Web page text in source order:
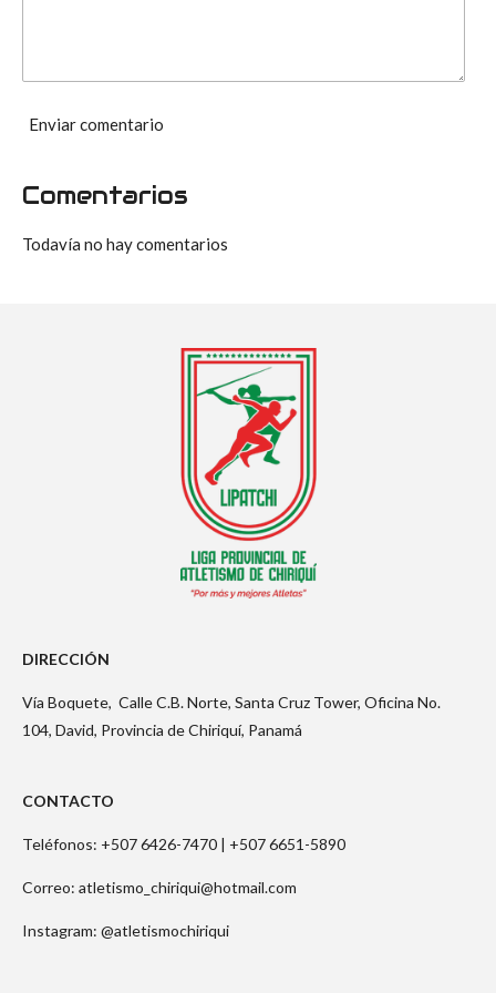
Enviar comentario
Comentarios
Todavía no hay comentarios
DIRECCIÓN
Vía Boquete, Calle C.B. Norte, Santa Cruz Tower, Oficina No.
104, David, Provincia de Chiriquí, Panamá
CONTACTO
Teléfonos: +507 6426-7470 | +507 6651-5890
Correo: atletismo_chiriqui@hotmail.com
Instagram: @atletismochiriqui